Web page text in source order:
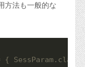
方法も一般的な
SessParam. class